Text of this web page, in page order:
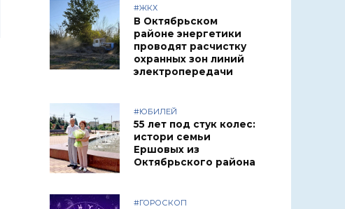
#ЖКХ
В Октябрьском
районе энергетики
проводят расчистку
охранных зон линий
электропередачи
#ЮБИЛЕЙ
55 лет под стук колес:
истори семьи
Ершовых из
Октябрьского района
#ГОРОСКОП